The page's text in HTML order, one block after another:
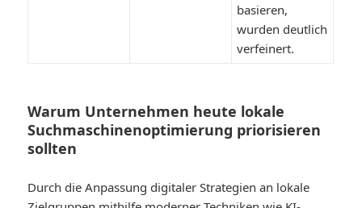
basieren,
wurden deutlich
verfeinert.
Warum Unternehmen heute lokale
Suchmaschinenoptimierung priorisieren
sollten
Durch die Anpassung digitaler Strategien an lokale